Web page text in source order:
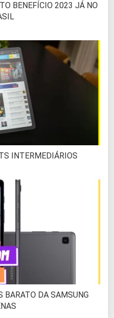
BENEFÍCIO 2023 JÁ NO
INTERMEDIÁRIOS
DA SAMSUNG